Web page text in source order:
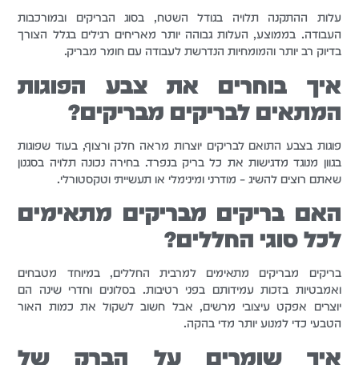
עלות ההתקנה תלויה בגודל השטח, בסוג הבריקים ובמורכבות
העבודה. בממוצע, העלות גבוהה יותר מאריחים רגילים בגלל הצורך
בדיוק רב יותר והמומחיות הנדרשת לעבודה עם חומר מבריק.
איך בוחרים את צבע הפוגות
המתאים לבריקים מבריקים?
פוגות בצבע התואם לבריקים יוצרות מראה חלק ורצוף, בעוד שפוגות
בגוון מנוגד מדגישות את כל בריק בנפרד. בחירה נכונה תלויה בסגנון
שאתם רוצים להשיג – מודרני ומינימלי או תעשייתי וטקסטורלי.
האם בריקים מבריקים מתאימים
לכל סוגי החללים?
בריקים מבריקים מתאימים למרבית החללים, במיוחד מטבחים
ואמבטיות בזכות עמידותם בפני רטיבות. בסלונים וחדרי שינה הם
יוצרים אפקט עיצובי מרשים, אבל חשוב לשקול את כמות האור
הטבעי כדי למנוע יותר מדי בהקה.
איך שומרים על הברק של